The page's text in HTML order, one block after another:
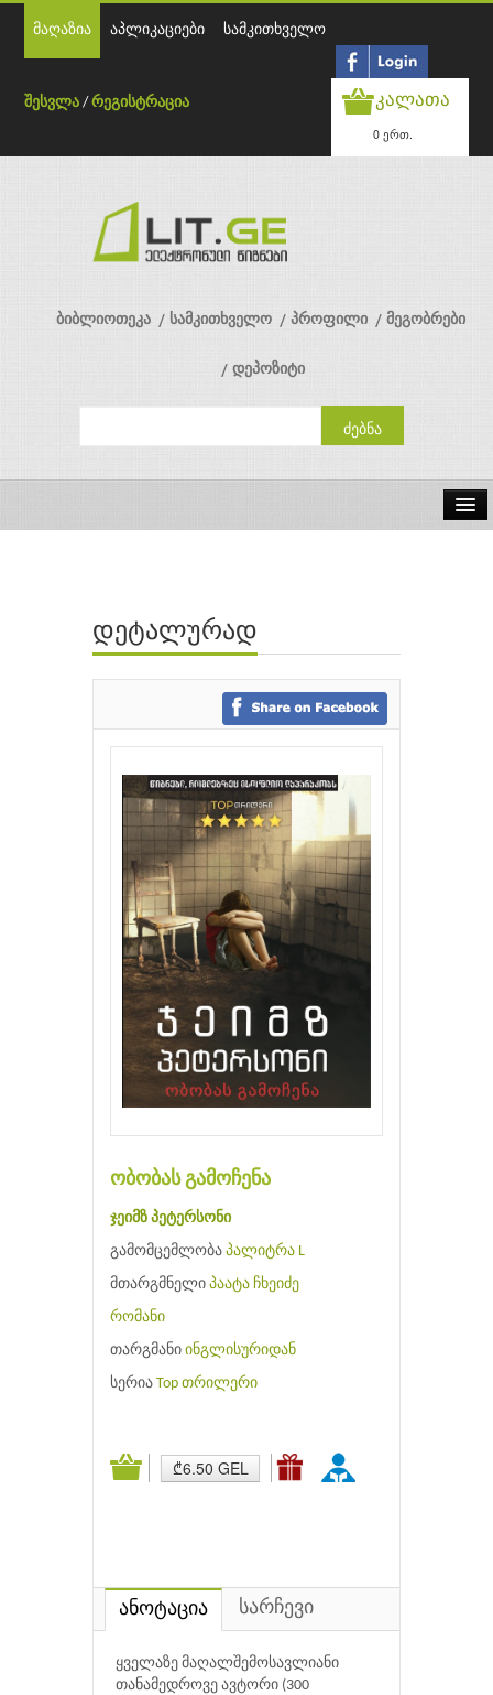
მაღაზია აპლიკაციები სამკითხველო
შესვლა /რეგისტრაცია კალათა
0 ერთ.
ბიბლიოთეკა სამკითხველო პროფილი მეგობრები
დეპოზიტი
ავტორები
გამომცემლობები
დეტალურად
ობობას გამოჩენა
ჯეიმზ პეტერსონი
გამომცემლობა პალიტრა L
მთარგმნელი პაატა ჩხეიძე
რომანი
თარგმანი ინგლისურიდან
სერია Top თრილერი
₾6.50 GEL
ანოტაცია სარჩევი
ყველაზე მაღალშემოსავლიანი
თანამედროვე ავტორი (300